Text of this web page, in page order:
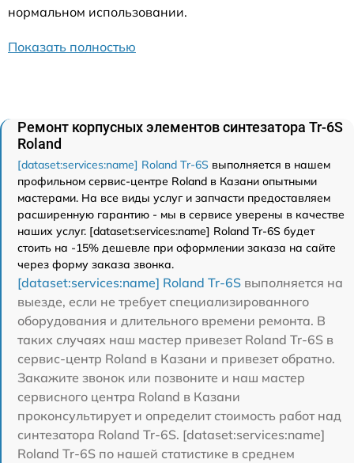
нормальном использовании.
Показать полностью
Ремонт корпусных элементов синтезатора Tr-6S
Roland
[dataset:services:name] Roland Tr-6S выполняется в нашем
профильном сервис-центре Roland в Казани опытными
мастерами. На все виды услуг и запчасти предоставляем
расширенную гарантию - мы в сервисе уверены в качестве
наших услуг. [dataset:services:name] Roland Tr-6S будет
стоить на -15% дешевле при оформлении заказа на сайте
через форму заказа звонка.
[dataset:services:name] Roland Tr-6S выполняется на
выезде, если не требует специализированного
оборудования и длительного времени ремонта. В
таких случаях наш мастер привезет Roland Tr-6S в
сервис-центр Roland в Казани и привезет обратно.
Закажите звонок или позвоните и наш мастер
сервисного центра Roland в Казани
проконсультирует и определит стоимость работ над
синтезатора Roland Tr-6S. [dataset:services:name]
Roland Tr-6S по нашей статистике в среднем